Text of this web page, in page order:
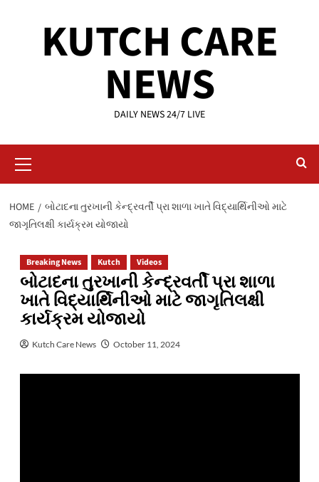
KUTCH CARE
NEWS
DAILY NEWS 24/7 LIVE
Menu
HOME
બોટાદના તુરખાની કેન્દ્રવર્તી પ્રા શાળા ખાતે વિદ્યાર્થિનીઓ માટે
જાગૃતિલક્ષી કાર્યક્રમ યોજાયો
Breaking News Kutch Videos
બોટાદના તુરખાની કેન્દ્રવર્તી પ્રા શાળા
ખાતે વિદ્યાર્થિનીઓ માટે જાગૃતિલક્ષી
કાર્યક્રમ યોજાયો
Kutch Care News October 11, 2024